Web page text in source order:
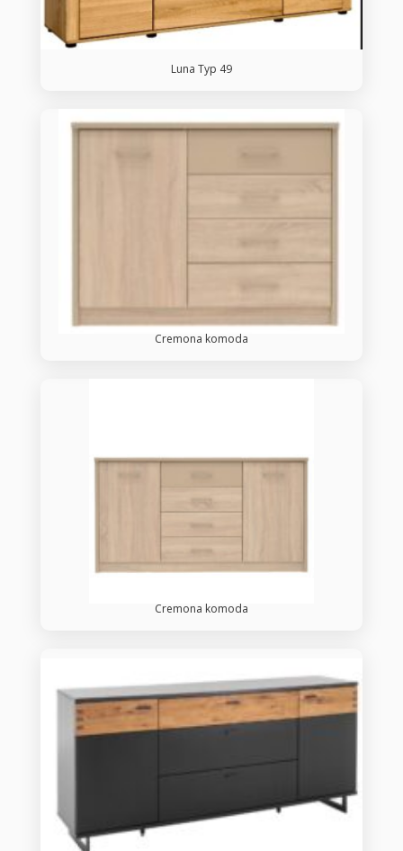
75 100 1 26 51 75 100
Luna Typ 49
Cremona komoda
Cremona komoda